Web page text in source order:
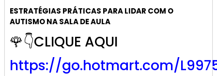
ESTRATÉGIAS PRÁTICAS PARA LIDAR COM O
AUTISMO NA SALA DE AULA
🌹👇CLIQUE AQUI
https://go.hotmart.com/